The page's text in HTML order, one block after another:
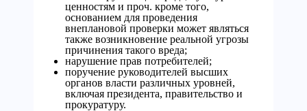
ценностям и проч. кроме того,
основанием для проведения
внеплановой проверки может являться
также возникновение реальной угрозы
причинения такого вреда;
нарушение прав потребителей;
поручение руководителей высших
органов власти различных уровней,
включая президента, правительство и
прокуратуру.